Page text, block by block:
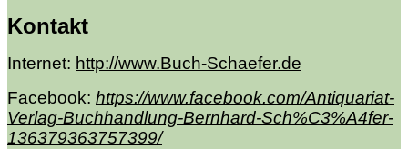
Kontakt
Internet: http://www.Buch-Schaefer.de
Facebook: https://www.facebook.com/Antiquariat-
Verlag-Buchhandlung-Bernhard-Sch%C3%A4fer-
136379363757399/